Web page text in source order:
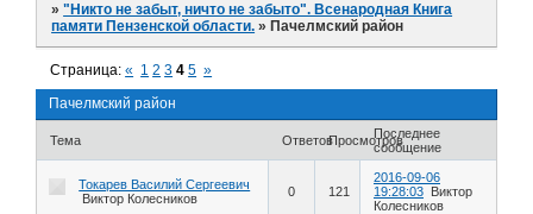
»"Никто не забыт, ничто не забыто". Всенародная Книга
памяти Пензенской области. » Пачелмский район
Пачелмский район
Страница:« 1 2 3 4 5 »
Тема ОтветовПросмотровПоследнее
сообщение
Токарев Василий Сергеевич
Виктор Колесников
0 121
2016-09-06
19:28:03 Виктор
Колесников